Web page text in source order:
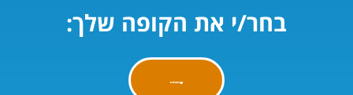
בחר/י את הקופה שלך: